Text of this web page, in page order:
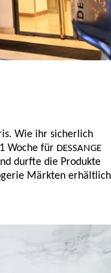
Wie ihr sicherlich
Woche für DESSANGE
durfte die Produkte
Märkten